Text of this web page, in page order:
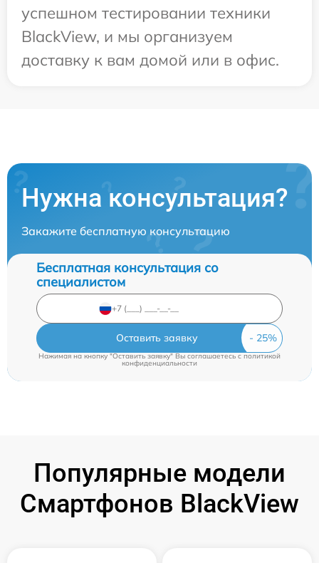
успешном тестировании техники
BlackView, и мы организуем
доставку к вам домой или в офис.
Нужна консультация?
Закажите бесплатную консультацию
Бесплатная консультация со
специалистом
Оставить заявку
Нажимая на кнопку "Оставить заявку" Вы соглашаетесь cполитикой
конфиденциальности
Популярные модели
Смартфонов BlackView